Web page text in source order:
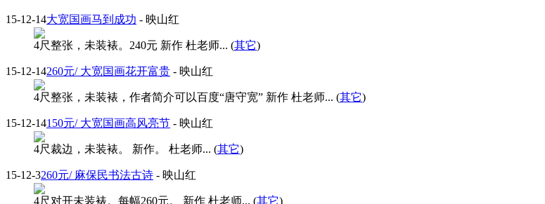
15-12-14大宽国画马到成功 - 映山红
4尺整张，未装裱。240元 新作 杜老师... (其它)
15-12-14260元/ 大宽国画花开富贵 - 映山红
4尺整张，未装裱，作者简介可以百度“唐守宽” 新作 杜老师... (其它)
15-12-14150元/ 大宽国画高风亮节 - 映山红
4尺裁边，未装裱。 新作。 杜老师... (其它)
15-12-3260元/ 麻保民书法古诗 - 映山红
4尺对开未装裱。每幅260元。 新作 杜老师... (其它)